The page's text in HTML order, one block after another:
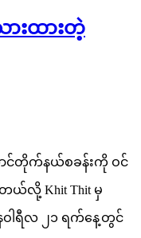
ားထားတဲ့
ာင်တိုက်နယ်စခန်းကို ဝင်
လို့ Khit Thit မှ
ဝါရီလ ၂၁ ရက်နေ့တွင်